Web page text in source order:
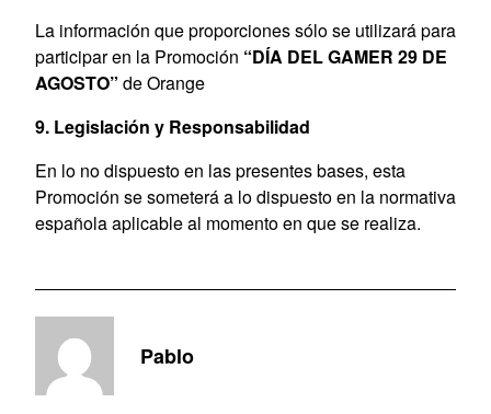
La información que proporciones sólo se utilizará para
participar en la Promoción “DÍA DEL GAMER 29 DE
AGOSTO” de Orange
9. Legislación y Responsabilidad
En lo no dispuesto en las presentes bases, esta
Promoción se someterá a lo dispuesto en la normativa
española aplicable al momento en que se realiza.
Pablo